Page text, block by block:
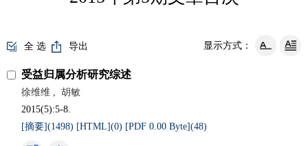
全 选 导出 显示方式：
受益归属分析研究综述
徐维维 ,
胡敏
2015(5):5-8.
[摘要](1498) [HTML](0) [PDF 0.00 Byte](48)